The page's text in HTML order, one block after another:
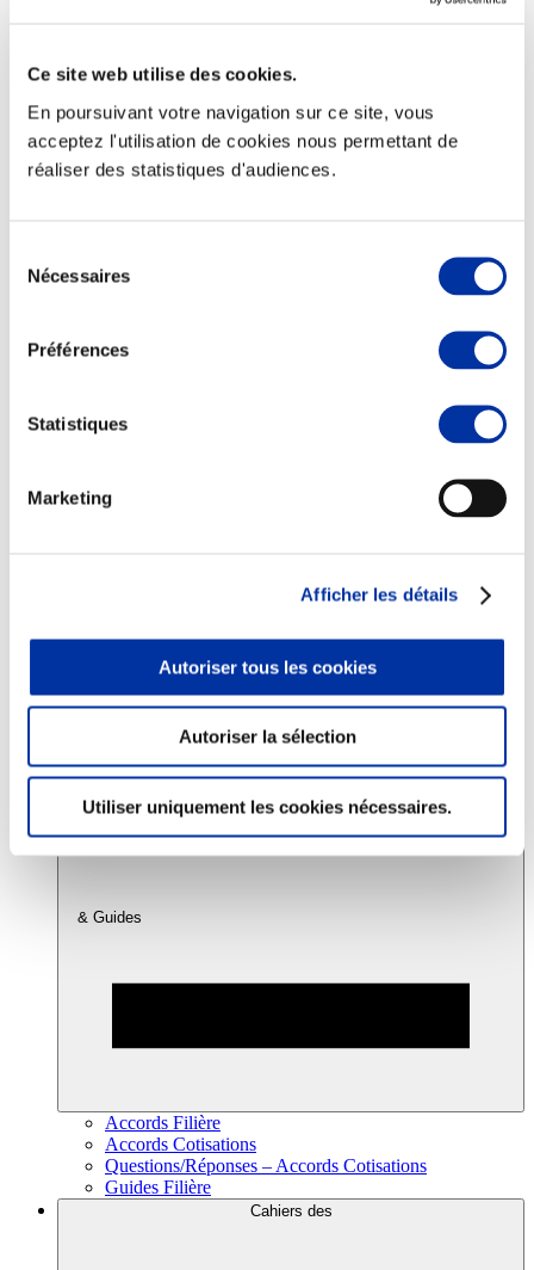
Ce site web utilise des cookies.
En poursuivant votre navigation sur ce site, vous
acceptez l'utilisation de cookies nous permettant de
réaliser des statistiques d'audiences.
Nécessaires
Préférences
Statistiques
Marketing
Afficher les détails
Autoriser tous les cookies
Autoriser la sélection
Utiliser uniquement les cookies nécessaires.
Transport – mise en marché
Abattoir
Viandes et santé
Juste rémunération et attractivité des métiers
Sources d’information
Accords
& Guides
Accords Filière
Accords Cotisations
Questions/Réponses – Accords Cotisations
Guides Filière
Cahiers des